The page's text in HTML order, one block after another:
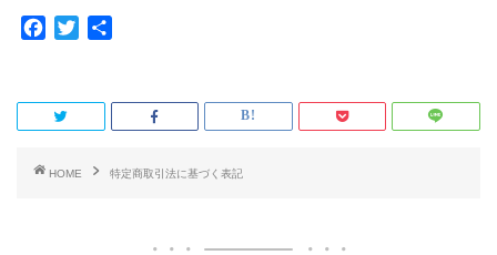
e
b
o
t
r
HOME 特定商取引法に基づく表記